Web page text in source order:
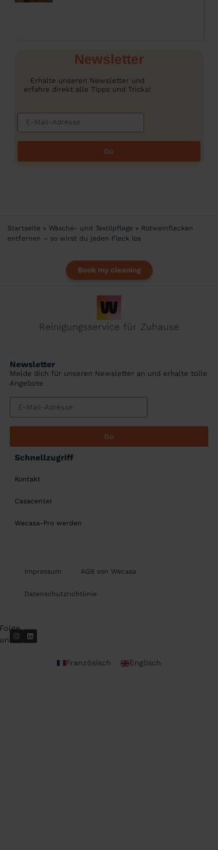
Newsletter
Erhalte unseren Newsletter und
erfahre direkt alle Tipps und Tricks!
Go
Startseite » Wäsche- und Textilpflege » Rotweinflecken
entfernen – so wirst du jeden Fleck los
Book my cleaning
Reinigungsservice für Zuhause
Newsletter
Melde dich für unseren Newsletter an und erhalte tolle
Angebote
Go
Schnellzugriff
Kontakt
Casacenter
Wecasa-Pro werden
Impressum AGB von Wecasa
Datenschutzrichtlinie
Folge
uns
Französisch Englisch